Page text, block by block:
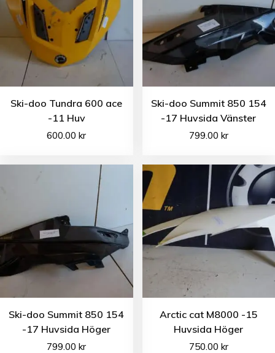
Ski-doo Tundra 600 ace
-11 Huv
600.00kr
Ski-doo Summit 850 154
-17 Huvsida Vänster
799.00 kr
Ski-doo Summit 850 154
-17 Huvsida Höger
799.00kr
Arctic cat M8000 -15
Huvsida Höger
750.00 kr